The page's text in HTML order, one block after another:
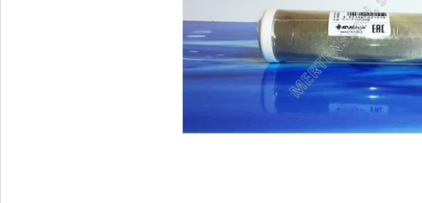
10" VLOŽKA UMÝVATEĽNÁ RL-SX 50MCR
10" FILTER SENIOR
€37,10